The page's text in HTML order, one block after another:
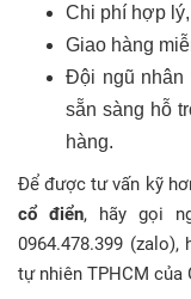
Chi phí hợp
Giao hàng
Đội ngũ nhân
sẵn sàng hỗ
hàng.
Để được tư vấn kỹ
cổ điển, hãy gọi
0964.478.399
tự nhiên TPHCM của